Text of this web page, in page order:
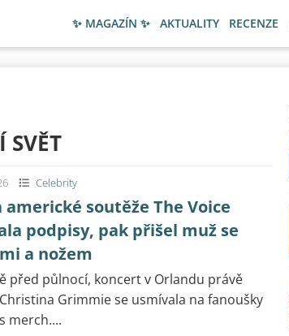
✨ MAGAZÍN ✨ AKTUALITY RECENZE
SVĚT
Celebrity
americké soutěže The Voice
podpisy, pak přišel muž se
a nožem
před půlnocí, koncert v Orlandu právě
Grimmie se usmívala na fanoušky
merch....